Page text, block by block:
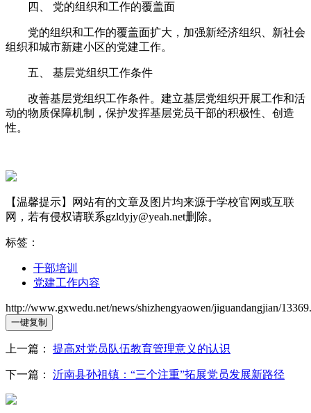
四、 党的组织和工作的覆盖面
党的组织和工作的覆盖面扩大，加强新经济组织、新社会
组织和城市新建小区的党建工作。
五、 基层党组织工作条件
改善基层党组织工作条件。建立基层党组织开展工作和活
动的物质保障机制，保护发挥基层党员干部的积极性、创造
性。
【温馨提示】网站有的文章及图片均来源于学校官网或互联
网，若有侵权请联系gzldyjy@yeah.net删除。
标签：
干部培训
党建工作内容
http://www.gxwedu.net/news/shizhengyaowen/jiguandangjian/
一键复制
上一篇： 提高对党员队伍教育管理意义的认识
下一篇： 沂南县孙祖镇：“三个注重”拓展党员发展新路径